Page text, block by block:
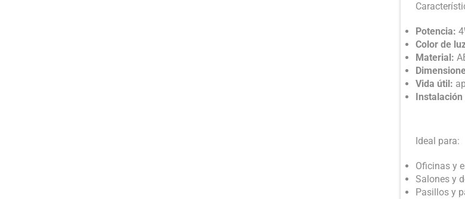
Potencia:
Color de
Material:
Vida útil:
Ideal para:
Oficinas y
Salones y
Pasillos y